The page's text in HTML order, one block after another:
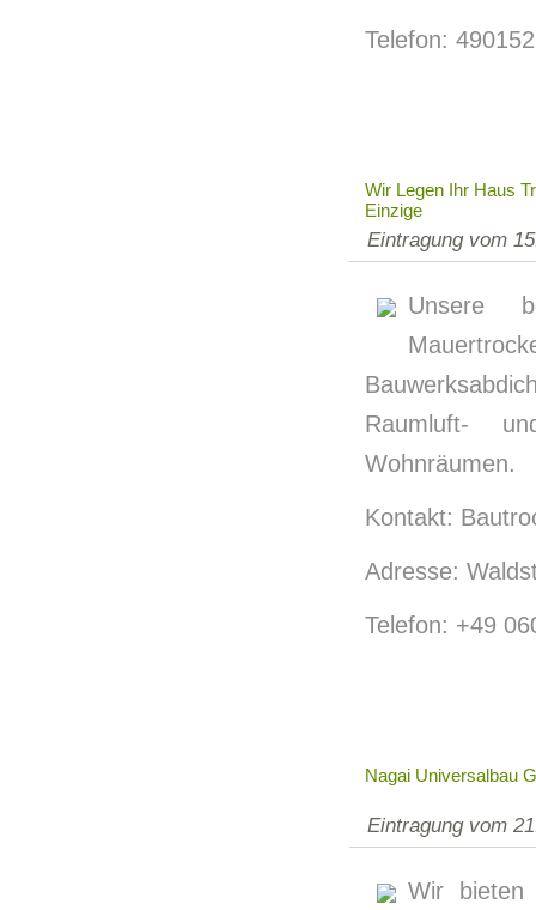
Telefon:
Wir Legen Ihr Haus
Einzige
Eintragung vom
Unsere
Raumluft-
Wohnräumen.
Kontakt:
Adresse:
Telefon: +49
Nagai Universalbau
Eintragung vom
Wir bieten